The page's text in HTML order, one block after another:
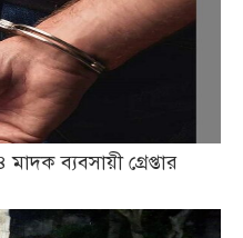
ব্যবসায়ী গ্রেপ্তার